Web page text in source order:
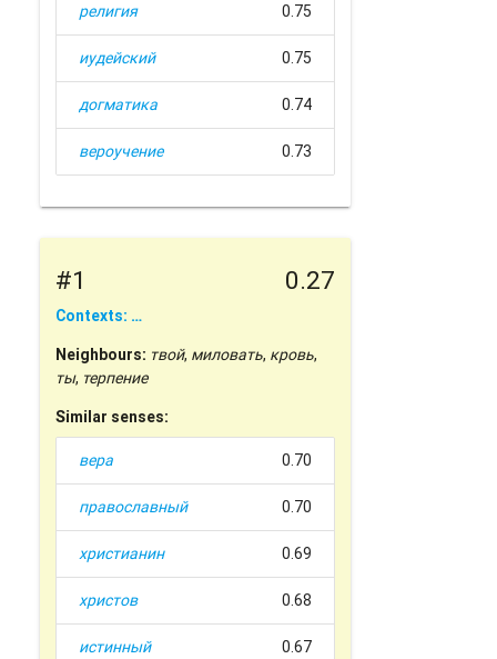
религия 0.75
иудейский 0.75
догматика 0.74
вероучение 0.73
#1 0.27
Contexts: …
Neighbours: твой, миловать, кровь,
ты, терпение
Similar senses:
вера 0.70
православный 0.70
христианин 0.69
христов 0.68
истинный 0.67